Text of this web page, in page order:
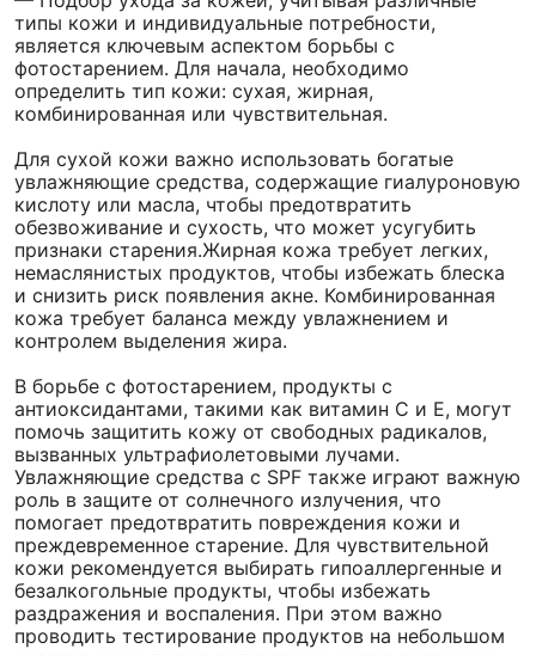
типы кожи и индивидуальные потребности,
является ключевым аспектом борьбы с
фотостарением. Для начала, необходимо
определить тип кожи: сухая, жирная,
комбинированная или чувствительная.
Для сухой кожи важно использовать богатые
увлажняющие средства, содержащие гиалуроновую
кислоту или масла, чтобы предотвратить
обезвоживание и сухость, что может усугубить
признаки старения.Жирная кожа требует легких,
немаслянистых продуктов, чтобы избежать блеска
и снизить риск появления акне. Комбинированная
кожа требует баланса между увлажнением и
контролем выделения жира.
В борьбе с фотостарением, продукты с
антиоксидантами, такими как витамин С и Е, могут
помочь защитить кожу от свободных радикалов,
вызванных ультрафиолетовыми лучами.
Увлажняющие средства с SPF также играют важную
роль в защите от солнечного излучения, что
помогает предотвратить повреждения кожи и
преждевременное старение. Для чувствительной
кожи рекомендуется выбирать гипоаллергенные и
безалкогольные продукты, чтобы избежать
раздражения и воспаления. При этом важно
проводить тестирование продуктов на небольшом